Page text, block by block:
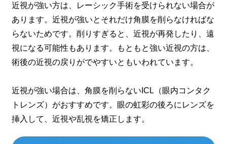
近視が強い方は、レーシック手術を受けられない場合が
あります。近視が強いとそれだけ角膜を削らなければな
らないためです。削りすぎると、近視が再発したり、遠
視になる可能性もあります。もともと強い近視の方は、
術後の近視の戻りがでやすいともいわれています。
近視が強い場合は、角膜を削らないICL（眼内コンタク
トレンズ）がおすすめです。眼の虹彩の後ろにレンズを
挿入して、近視や乱視を矯正します。